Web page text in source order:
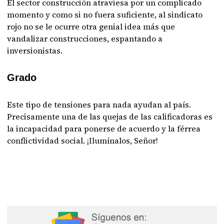
El sector construcción atraviesa por un complicado
momento y como si no fuera suficiente, al sindicato
rojo no se le ocurre otra genial idea más que
vandalizar construcciones, espantando a
inversionistas.
Grado
Este tipo de tensiones para nada ayudan al país.
Precisamente una de las quejas de las calificadoras es
la incapacidad para ponerse de acuerdo y la férrea
conflictividad social. ¡Ilumínalos, Señor!